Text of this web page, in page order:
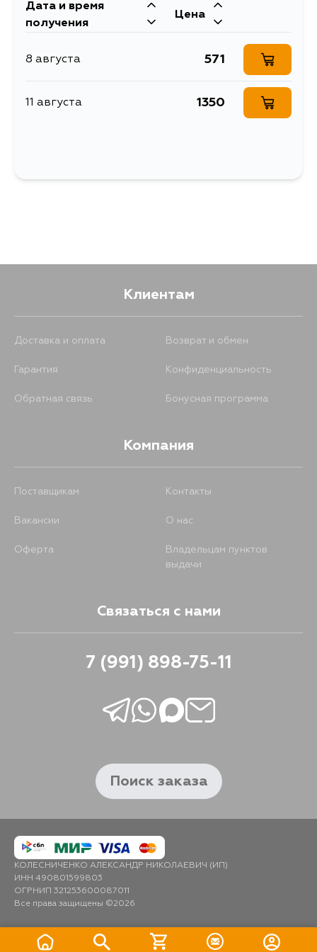
Дата и время
получения
Цена
8 августа 571
11 августа 1350
Клиентам
Доставка и оплата Возврат и обмен
Гарантия Конфиденциальность
Обратная связь Бонусная программа
Компания
Поставщикам Контакты
Вакансии О нас
Оферта
Владельцам пунктов
выдачи
Связаться с нами
7 (991) 898-75-11
Поиск заказа
КОЛЕСНИЧЕНКО АЛЕКСАНДР НИКОЛАЕВИЧ (ИП)
ИНН 490801599803
ОГРНИП 321253600087011
Все права защищены ©2026